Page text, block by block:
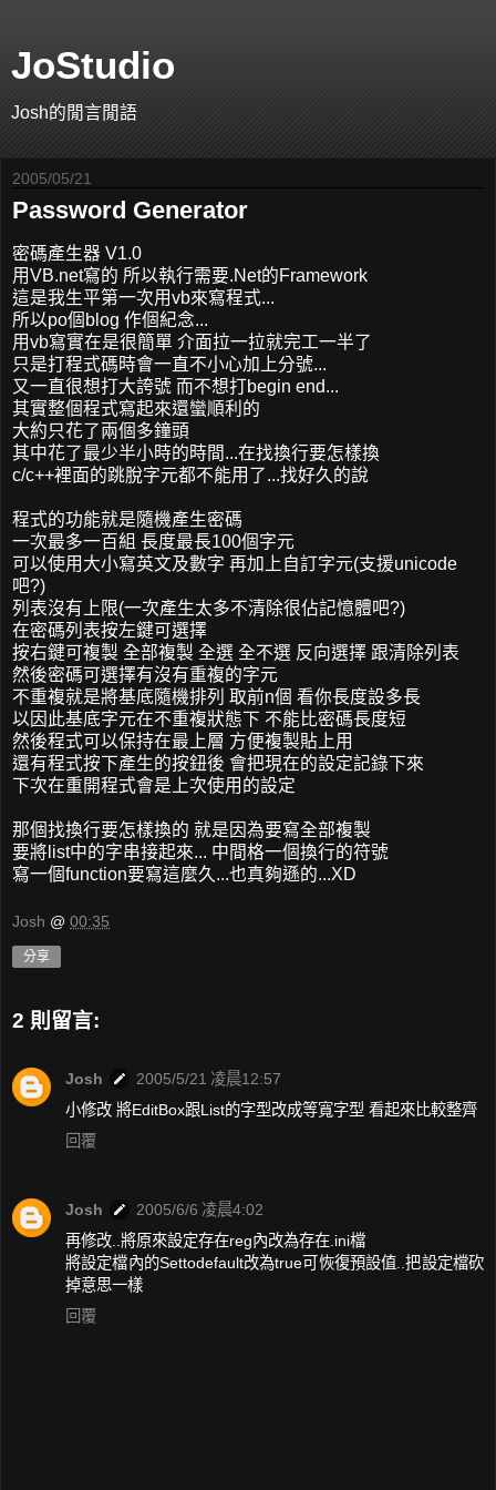
JoStudio
Josh的閒言閒語
2005/05/21
Password Generator
密碼產生器 V1.0
用VB.net寫的 所以執行需要.Net的Framework
這是我生平第一次用vb來寫程式...
所以po個blog 作個紀念...
用vb寫實在是很簡單 介面拉一拉就完工一半了
只是打程式碼時會一直不小心加上分號...
又一直很想打大誇號 而不想打begin end...
其實整個程式寫起來還蠻順利的
大約只花了兩個多鐘頭
其中花了最少半小時的時間...在找換行要怎樣換
c/c++裡面的跳脫字元都不能用了...找好久的說
程式的功能就是隨機產生密碼
一次最多一百組 長度最長100個字元
可以使用大小寫英文及數字 再加上自訂字元(支援unicode
吧?)
列表沒有上限(一次產生太多不清除很佔記憶體吧?)
在密碼列表按左鍵可選擇
按右鍵可複製 全部複製 全選 全不選 反向選擇 跟清除列表
然後密碼可選擇有沒有重複的字元
不重複就是將基底隨機排列 取前n個 看你長度設多長
以因此基底字元在不重複狀態下 不能比密碼長度短
然後程式可以保持在最上層 方便複製貼上用
還有程式按下產生的按鈕後 會把現在的設定記錄下來
下次在重開程式會是上次使用的設定
那個找換行要怎樣換的 就是因為要寫全部複製
要將list中的字串接起來... 中間格一個換行的符號
寫一個function要寫這麼久...也真夠遜的...XD
Josh @ 00:35
分享
2 則留言:
Josh
2005/5/21 凌晨12:57
小修改 將EditBox跟List的字型改成等寬字型 看起來比較整齊
回覆
Josh
2005/6/6 凌晨4:02
再修改..將原來設定存在reg內改為存在.ini檔
將設定檔內的Settodefault改為true可恢復預設值..把設定檔砍
掉意思一樣
回覆